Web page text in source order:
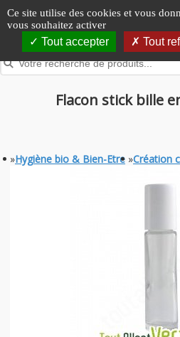
Panneau de gestion des cookies
Ce site utilise des cookies et vous
vous souhaitez activer
Tout accepter Tout
Flacon stick bille
»Hygiène bio & Bien-Etre »Création